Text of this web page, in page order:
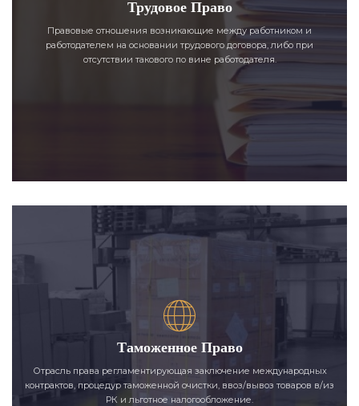
Трудовое Право
Правовые отношения возникающие между работником и
работодателем на основании трудового договора, либо при
отсутствии такового по вине работодателя.
Таможенное Право
Отрасль права регламентирующая заключение международных
контрактов, процедур таможенной очистки, ввоз/вывоз товаров в/из
РК и льготное налогообложение.